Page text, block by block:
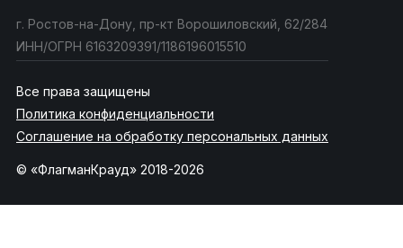
г. Ростов-на-Дону, пр-кт Ворошиловский, 62/284
ИНН/ОГРН 6163209391/1186196015510
Все права защищены
Политика конфиденциальности
Соглашение на обработку персональных данных
© «ФлагманКрауд» 2018-2026